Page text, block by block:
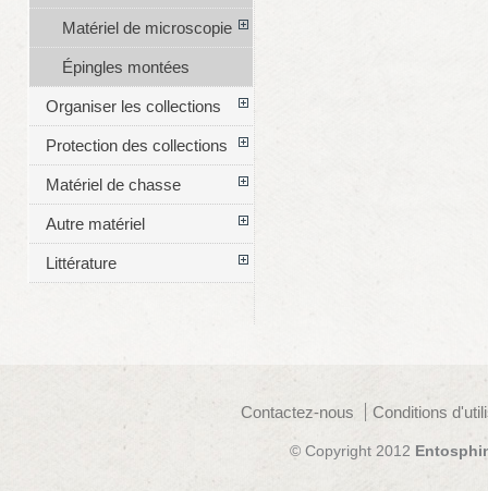
Matériel de microscopie
Épingles montées
Organiser les collections
Protection des collections
Matériel de chasse
Autre matériel
Littérature
Contactez-nous Conditions
© Copyright 2012